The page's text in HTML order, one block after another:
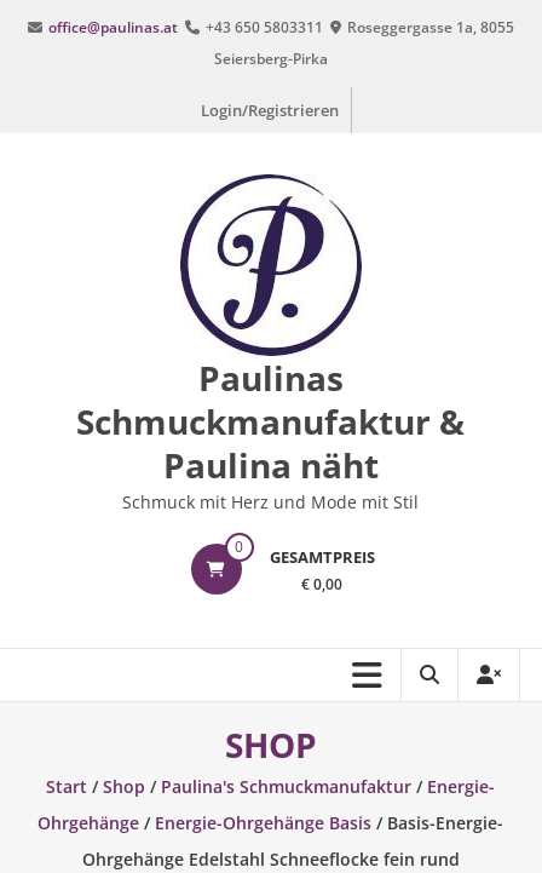
Inhalt
office@paulinas.at +43 650 5803311
Roseggergasse 1a, 8055
Seiersberg-Pirka
Login/Registrieren
Paulinas
Schmuckmanufaktur &
Paulina näht
Schmuck mit Herz und Mode mit Stil
0 GESAMTPREIS
€ 0,00
SHOP
Start /Shop / Paulina's Schmuckmanufaktur / Energie-
Ohrgehänge / Energie-Ohrgehänge Basis / Basis-Energie-
Ohrgehänge Edelstahl Schneeflocke fein rund